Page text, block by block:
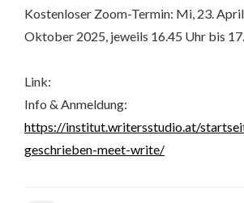
Kostenloser Zoom-Termin: Mi, 23.
Oktober 2025, jeweils 16.45 Uhr bis
Link:
Info & Anmeldung:
https://institut.writersstudio.at/
geschrieben-meet-write/